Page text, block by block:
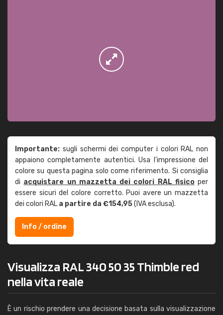
Importante: sugli schermi dei computer i colori RAL non
appaiono completamente autentici. Usa l'impressione del
colore su questa pagina solo come riferimento. Si consiglia
di acquistare un mazzetta dei colori RAL fisicoper
essere sicuri del colore corretto. Puoi avere un mazzetta
dei colori RAL a partire da €154,95(IVA esclusa).
Info / ordine
Visualizza RAL 340 50 35 Thimble red
nella vita reale
È un rischio prendere una decisione basata sulla visualizzazione